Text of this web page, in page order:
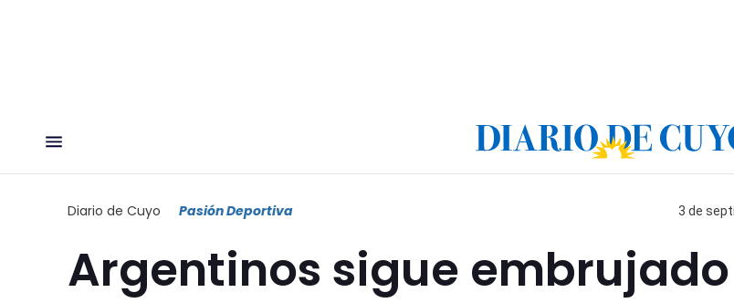
Diario de Cuyo Pasión Deportiva 3 de
Argentinos sigue embrujado